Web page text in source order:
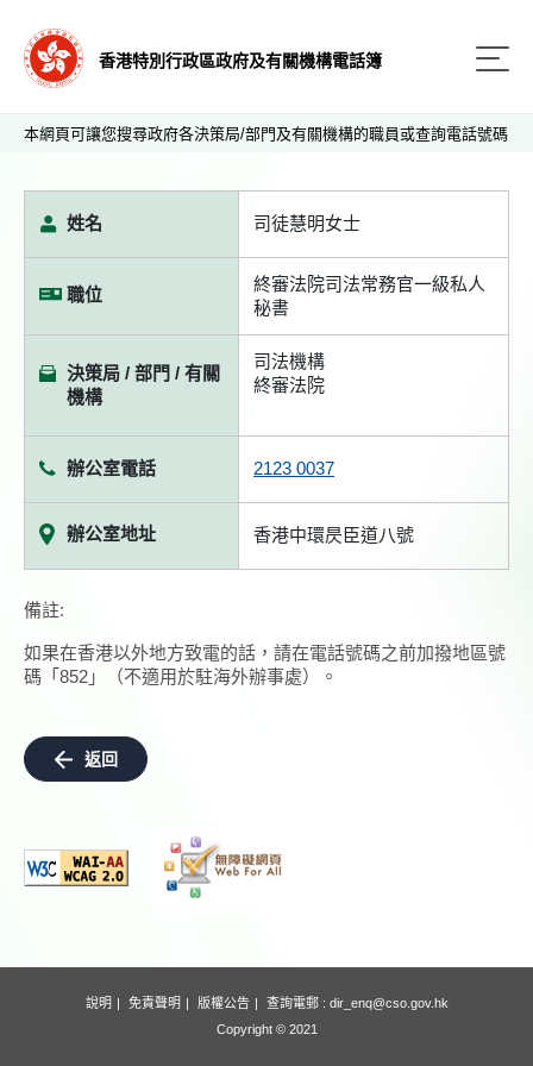
香港特別行政區政府及有關機構電話簿
本網頁可讓您搜尋政府各決策局/部門及有關機構的職員或查詢電話號碼
姓名 司徒慧明女士
職位
終審法院司法常務官一級私人
秘書
決策局 / 部門 / 有關
機構
司法機構
終審法院
辦公室電話 2123 0037
辦公室地址 香港中環昃臣道八號
備註:
如果在香港以外地方致電的話，請在電話號碼之前加撥地區號
碼「852」（不適用於駐海外辦事處）。
返回
說明 免責聲明 版權公告 查詢電郵 : dir_enq@cso.gov.hk
Copyright © 2021